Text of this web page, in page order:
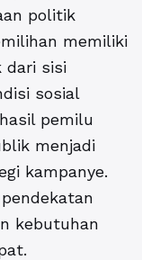
politik
memiliki
dari sisi
sosial
pemilu
menjadi
kampanye.
kebutuhan